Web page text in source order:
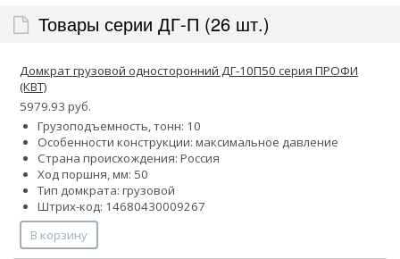
Товары серии ДГ-П (26 шт.)
Домкрат грузовой односторонний ДГ-10П50 серия ПРОФИ
(КВТ)
5979.93 руб.
Грузоподъемность, тонн: 10
Особенности конструкции: максимальное давление
Страна происхождения: Россия
Ход поршня, мм: 50
Тип домкрата: грузовой
Штрих-код: 14680430009267
В корзину